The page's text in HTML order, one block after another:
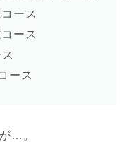
ース
ース
ース
…。